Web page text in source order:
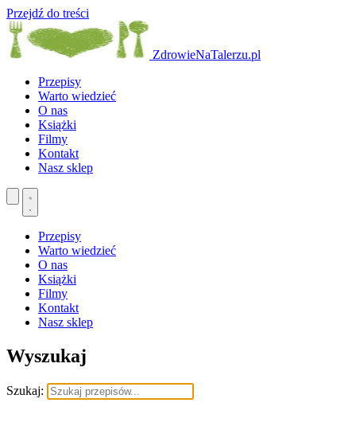
Przejdź do treści
ZdrowieNaTalerzu.pl
Przepisy
Warto wiedzieć
O nas
Książki
Filmy
Kontakt
Nasz sklep
Przepisy
Warto wiedzieć
O nas
Książki
Filmy
Kontakt
Nasz sklep
Wyszukaj
Szukaj: